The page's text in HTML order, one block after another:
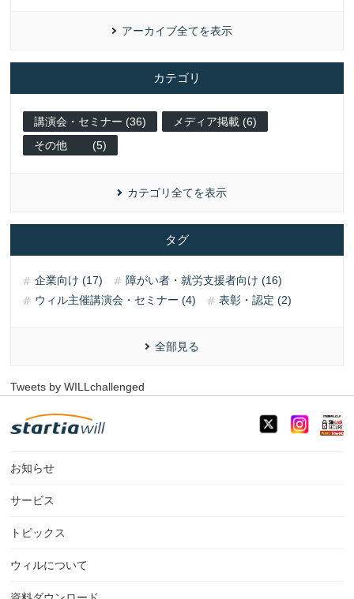
アーカイブ全てを表示
カテゴリ
講演会・セミナー (36)
メディア掲載 (6)
その他 (5)
カテゴリ全てを表示
タグ
企業向け (17)
障がい者・就労支援者向け (16)
ウィル主催講演会・セミナー (4)
表彰・認定 (2)
全部見る
Tweets by WILLchallenged
お知らせ
サービス
トピックス
ウィルについて